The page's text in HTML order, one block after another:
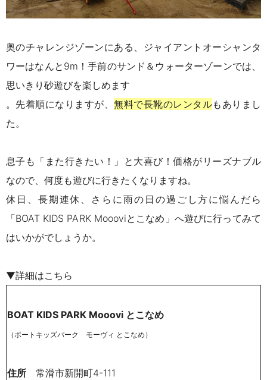
奥のチャレンジゾーンにある、ジャイアントオーシャンタ
ワーはなんと9m！手前のサンド＆ウォーターゾーンでは、
思いきり砂遊びを楽しめます
。先着順になりますが、無料で長靴のレンタルもありまし
た。
息子も「また行きたい！」と大喜び！価格がリーズナブル
なので、何度も遊びに行きたくなりますね。
休日、長期連休、さらに雨の日の過ごし方に悩んだら
「BOAT KIDS PARK Moooviとこなめ」へ遊びに行ってみて
はいかがでしょうか。
▼詳細はこちら
BOAT KIDS PARK Mooovi とこなめ
（ボートキッズパーク モーヴィ とこなめ）
住所 常滑市新開町4-111